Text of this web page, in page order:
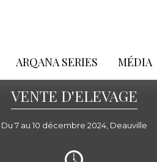
ARQANA SERIES MÉDIA
VENTE D'ELEVAGE
Du 7 au 10 décembre 2024, Deauville